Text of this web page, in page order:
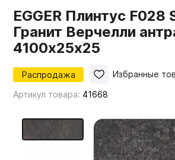
Столешницы
Мой ЭГГЕР
Мебельные образцы, каталоги
EGGER Плинтус F028
Гранит Верчелли
4100х25х25
Распродажа
Артикул товара: 41668
Избранные